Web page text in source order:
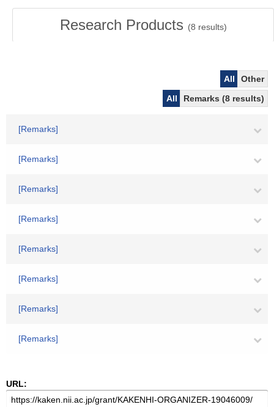
Research Products (8 results)
All
Other
All
Remarks (8 results)
[Remarks]
[Remarks]
[Remarks]
[Remarks]
[Remarks]
[Remarks]
[Remarks]
[Remarks]
URL: